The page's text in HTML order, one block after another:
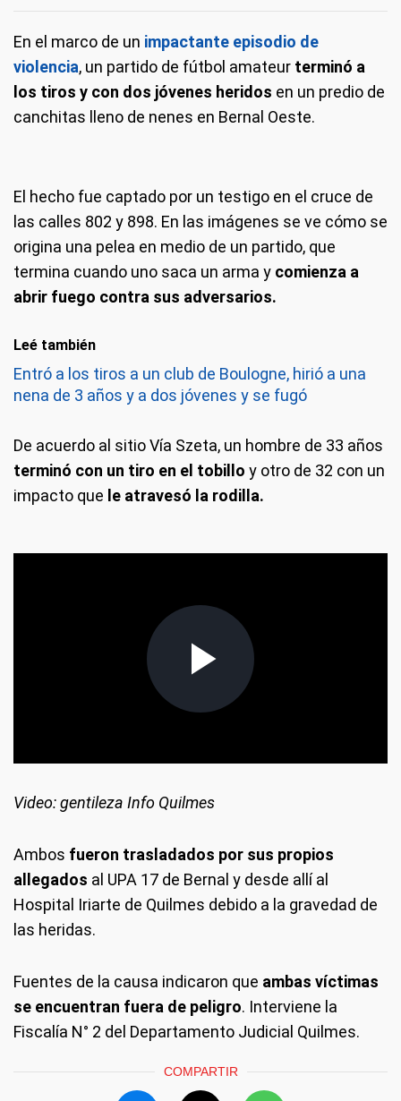
En el marco de un impactante episodio de
violencia, un partido de fútbol amateur terminó a
los tiros y con dos jóvenes heridos en un predio de
canchitas lleno de nenes en Bernal Oeste.
El hecho fue captado por un testigo en el cruce de
las calles 802 y 898. En las imágenes se ve cómo se
origina una pelea en medio de un partido, que
termina cuando uno saca un arma y comienza a
abrir fuego contra sus adversarios.
Leé también
Entró a los tiros a un club de Boulogne, hirió a una
nena de 3 años y a dos jóvenes y se fugó
De acuerdo al sitio Vía Szeta, un hombre de 33 años
terminó con un tiro en el tobillo y otro de 32 con un
impacto que le atravesó la rodilla.
Video: gentileza Info Quilmes
Ambos fueron trasladados por sus propios
allegados al UPA 17 de Bernal y desde allí al
Hospital Iriarte de Quilmes debido a la gravedad de
las heridas.
Fuentes de la causa indicaron que ambas víctimas
se encuentran fuera de peligro. Interviene la
Fiscalía N° 2 del Departamento Judicial Quilmes.
COMPARTIR